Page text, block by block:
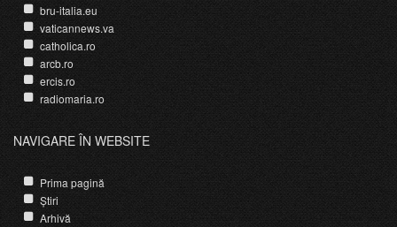
bru-italia.eu
vaticannews.va
catholica.ro
arcb.ro
ercis.ro
radiomaria.ro
NAVIGARE ÎN WEBSITE
Prima pagină
Știri
Arhivă